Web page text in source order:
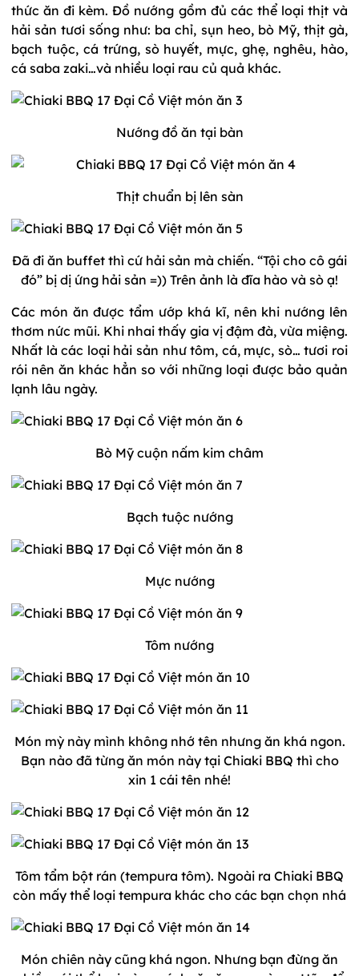
thức ăn đi kèm. Đồ nướng gồm đủ các thể loại thịt và
hải sản tươi sống như: ba chỉ, sụn heo, bò Mỹ, thịt gà,
bạch tuộc, cá trứng, sò huyết, mực, ghẹ, nghêu, hào,
cá saba zaki…và nhiều loại rau củ quả khác.
Nướng đồ ăn tại bàn
Thịt chuẩn bị lên sàn
Đã đi ăn buffet thì cứ hải sản mà chiến. “Tội cho cô gái
đó” bị dị ứng hải sản =)) Trên ảnh là đĩa hào và sò ạ!
Các món ăn được tẩm ướp khá kĩ, nên khi nướng lên
thơm nức mũi. Khi nhai thấy gia vị đậm đà, vừa miệng.
Nhất là các loại hải sản như tôm, cá, mực, sò… tươi roi
rói nên ăn khác hẳn so với những loại được bảo quản
lạnh lâu ngày.
Bò Mỹ cuộn nấm kim châm
Bạch tuộc nướng
Mực nướng
Tôm nướng
Món mỳ này mình không nhớ tên nhưng ăn khá ngon.
Bạn nào đã từng ăn món này tại Chiaki BBQ thì cho
xin 1 cái tên nhé!
Tôm tẩm bột rán (tempura tôm). Ngoài ra Chiaki BBQ
còn mấy thể loại tempura khác cho các bạn chọn nhá
Món chiên này cũng khá ngon. Nhưng bạn đừng ăn